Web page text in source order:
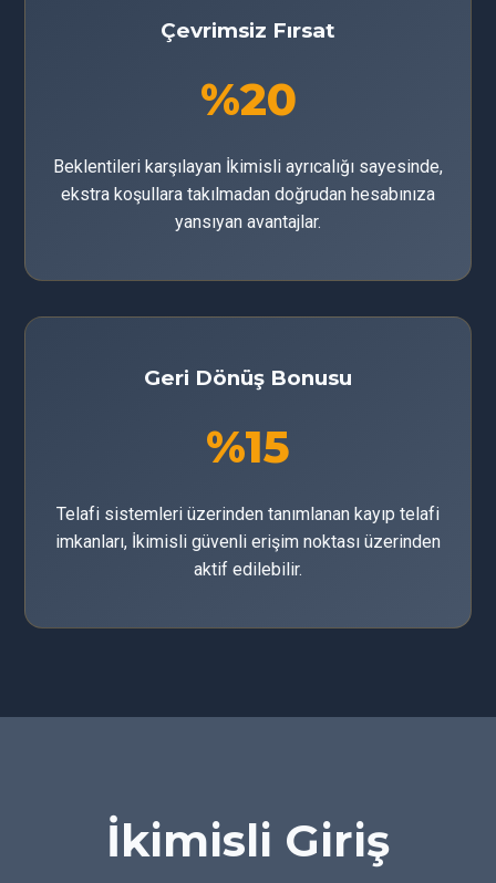
Çevrimsiz Fırsat
%20
Beklentileri karşılayan İkimisli ayrıcalığı sayesinde,
ekstra koşullara takılmadan doğrudan hesabınıza
yansıyan avantajlar.
Geri Dönüş Bonusu
%15
Telafi sistemleri üzerinden tanımlanan kayıp telafi
imkanları, İkimisli güvenli erişim noktası üzerinden
aktif edilebilir.
İkimisli Giriş